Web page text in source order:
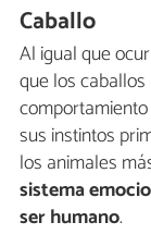
Caballo
Al igual que
que los
sus instintos
los animales
sistema
ser humano.